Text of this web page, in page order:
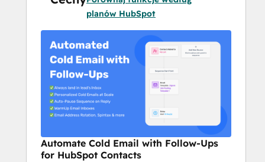
planów HubSpot
Automate Cold Email with Follow-Ups
for HubSpot Contacts